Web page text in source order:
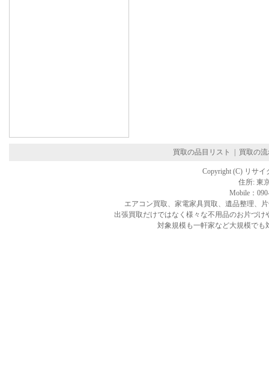
買取の品目リスト 買取の
Copyright (C) リサイ
住所: 東
Mobile：
エアコン買取、家電家具買取、遺品整理、
出張買取だけではなく様々な不用品のお片づ
対象規模も一軒家など大規模で